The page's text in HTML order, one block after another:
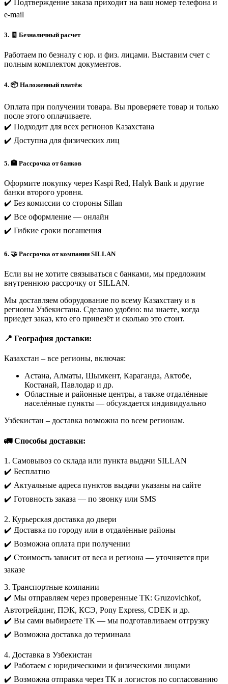
✔️ Подтверждение заказа приходит на ваш номер телефона и
e-mail
3. 🧾 Безналичный расчет
Работаем по безналу с юр. и физ. лицами. Выставим счет с
полным комплектом документов.
4. 📦 Наложенный платёж
Оплата при получении товара. Вы проверяете товар и только
после этого оплачиваете.
✔️ Подходит для всех регионов Казахстана
✔️ Доступна для физических лиц
5. 🏦 Рассрочка от банков
Оформите покупку через Kaspi Red, Halyk Bank и другие
банки второго уровня.
✔️ Без комиссии со стороны Sillan
✔️ Все оформление — онлайн
✔️ Гибкие сроки погашения
6. 🤝 Рассрочка от компании SILLAN
Если вы не хотите связываться с банками, мы предложим
внутреннюю рассрочку от SILLAN.
Мы доставляем оборудование по всему Казахстану и в
регионы Узбекистана. Сделано удобно: вы знаете, когда
приедет заказ, кто его привезёт и сколько это стоит.
📍 География доставки:
Казахстан – все регионы, включая:
Астана, Алматы, Шымкент, Караганда, Актобе,
Костанай, Павлодар и др.
Областные и районные центры, а также отдалённые
населённые пункты — обсуждается индивидуально
Узбекистан – доставка возможна по всем регионам.
🚛 Способы доставки:
1. Самовывоз со склада или пункта выдачи SILLAN
✔️ Бесплатно
✔️ Актуальные адреса пунктов выдачи указаны на сайте
✔️ Готовность заказа — по звонку или SMS
2. Курьерская доставка до двери
✔️ Доставка по городу или в отдалённые районы
✔️ Возможна оплата при получении
✔️ Стоимость зависит от веса и региона — уточняется при
заказе
3. Транспортные компании
✔️ Мы отправляем через проверенные ТК: Gruzovichkof,
Автотрейдинг, ПЭК, КСЭ, Pony Express, CDEK и др.
✔️ Вы сами выбираете ТК — мы подготавливаем отгрузку
✔️ Возможна доставка до терминала
4. Доставка в Узбекистан
✔️ Работаем с юридическими и физическими лицами
✔️ Возможна отправка через ТК и логистов по согласованию